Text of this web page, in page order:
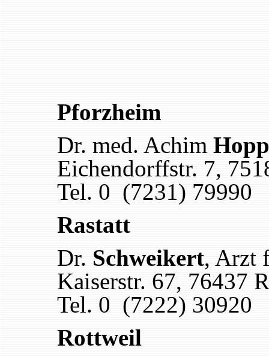
Pforzheim
Dr. med. Achim
Eichendorffstr. 7,
Tel. 0 (7231) 79990
Rastatt
Dr. Schweikert, Arzt
Kaiserstr. 67, 76437
Tel. 0 (7222) 30920
Rottweil